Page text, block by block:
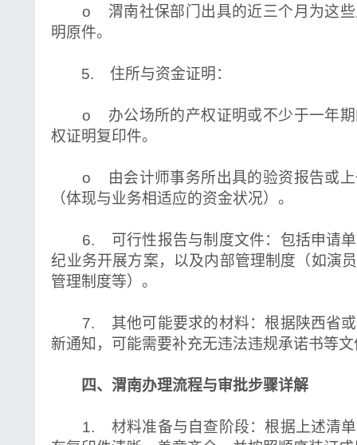
o 渭南社保部门出具的近三个月为这些
明原件。
5. 住所与资金证明：
o 办公场所的产权证明或不少于一年期
权证明复印件。
o 由会计师事务所出具的验资报告或上
（体现与业务相适应的资金状况）。
6. 可行性报告与制度文件：包括申请单
纪业务开展方案，以及内部管理制度（如演
管理制度等）。
7. 其他可能要求的材料：根据陕西省或
新通知，可能需要补充无违法违规承诺书等
四、渭南办理流程与审批步骤详解
1. 材料准备与自查阶段：根据上述清单